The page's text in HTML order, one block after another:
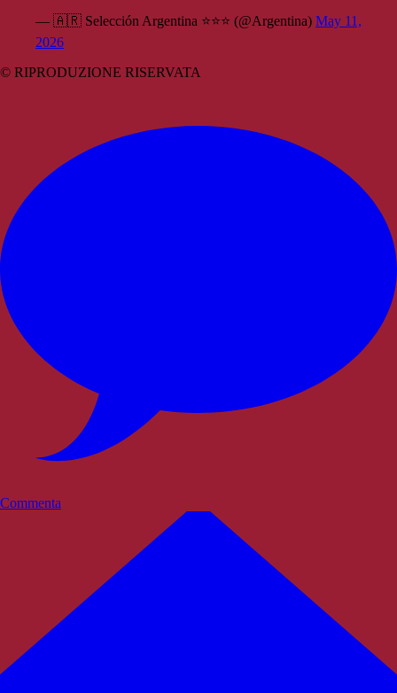
— 🇦🇷 Selección Argentina ⭐⭐⭐ (@Argentina) May 11,
2026
© RIPRODUZIONE RISERVATA
Commenta